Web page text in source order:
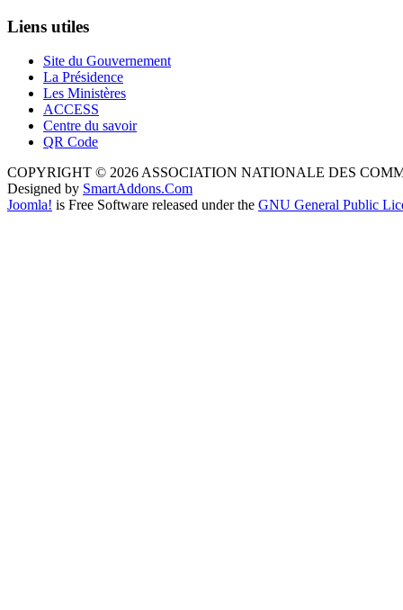
Liens utiles
Site du Gouvernement
La Présidence
Les Ministères
ACCESS
Centre du savoir
QR Code
COPYRIGHT © 2026 ASSOCIATION NATIONALE DES
Designed by SmartAddons.Com
Joomla! is Free Software released under the GNU General Public